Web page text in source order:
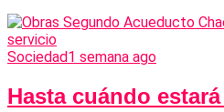
Sociedad1 semana ago
Hasta cuándo